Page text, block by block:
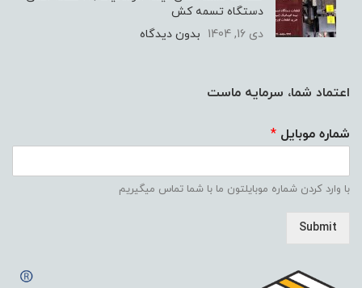
دستگاه تسمه کش
دی 16, 1404
بدون دیدگاه
اعتماد شما، سرمایه ماست
شماره موبایل *
با وارد کردن شماره موبایلتون ما با شما تماس میگیریم
Submit